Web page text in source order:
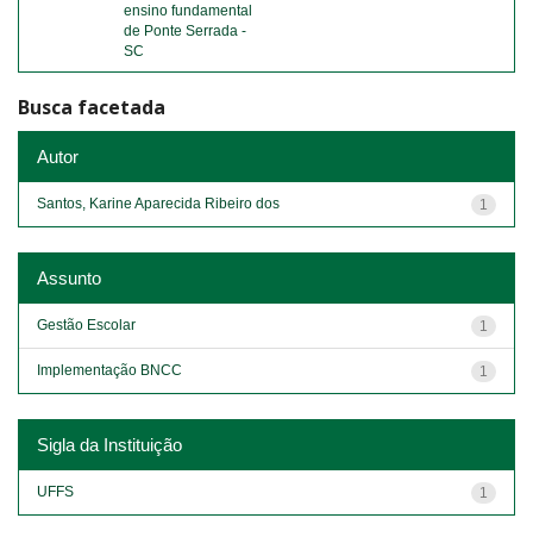
ensino fundamental
de Ponte Serrada -
SC
Busca facetada
Autor
1
Santos, Karine Aparecida Ribeiro dos
Assunto
1
Gestão Escolar
1
Implementação BNCC
Sigla da Instituição
1
UFFS